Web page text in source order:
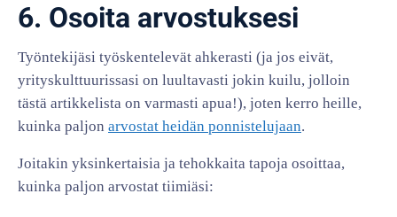
6. Osoita arvostuksesi
Työntekijäsi työskentelevät ahkerasti (ja jos eivät,
yrityskulttuurissasi on luultavasti jokin kuilu, jolloin
tästä artikkelista on varmasti apua!), joten kerro heille,
kuinka paljon arvostat heidän ponnistelujaan.
Joitakin yksinkertaisia ja tehokkaita tapoja osoittaa,
kuinka paljon arvostat tiimiäsi: